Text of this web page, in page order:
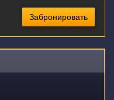
Забронировать